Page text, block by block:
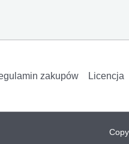
zakupów Licencja